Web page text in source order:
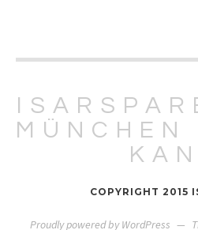
MÜNCHEN
COPYRIGHT 2015
Proudly powered by WordPress —